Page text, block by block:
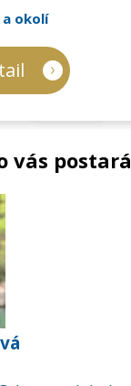
okolí
vás postará